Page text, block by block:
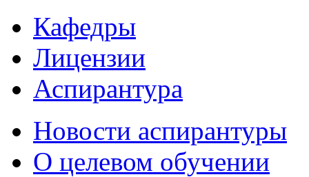
Кафедры
Лицензии
Аспирантура
Новости аспирантуры
О целевом обучении